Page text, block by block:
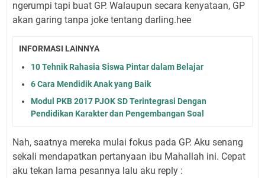
ngerumpi tapi buat GP. Walaupun secara kenyataan, GP
akan garing tanpa joke tentang darling.hee
INFORMASI LAINNYA
10 Tehnik Rahasia Siswa Pintar dalam Belajar
6 Cara Mendidik Anak yang Baik
Modul PKB 2017 PJOK SD Terintegrasi Dengan
Pendidikan Karakter dan Pengembangan Soal
Nah, saatnya mereka mulai fokus pada GP. Aku senang
sekali mendapatkan pertanyaan ibu Mahallah ini. Cepat
aku tekan lama pesannya lalu aku reply :